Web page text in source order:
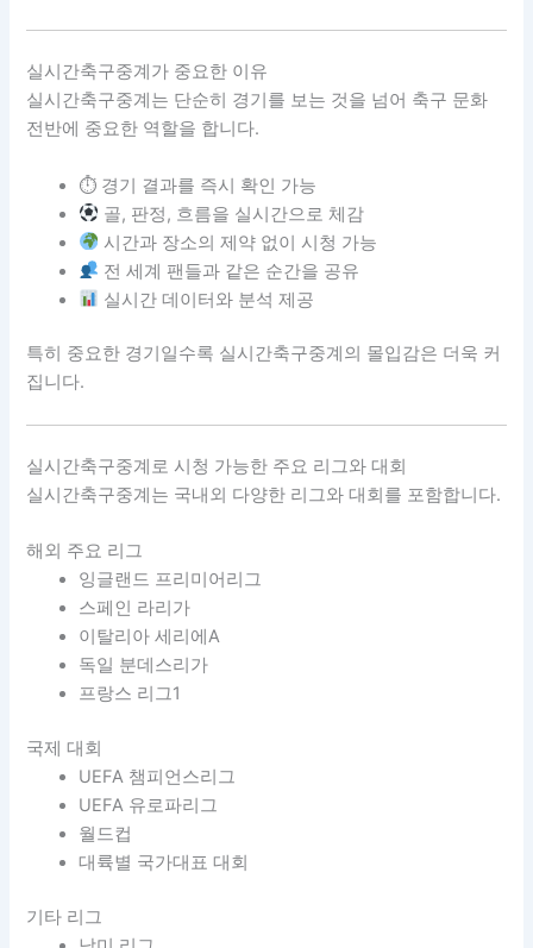
실시간축구중계가 중요한 이유
실시간축구중계는 단순히 경기를 보는 것을 넘어 축구 문화
전반에 중요한 역할을 합니다.
⏱ 경기 결과를 즉시 확인 가능
골, 판정, 흐름을 실시간으로 체감
시간과 장소의 제약 없이 시청 가능
전 세계 팬들과 같은 순간을 공유
실시간 데이터와 분석 제공
특히 중요한 경기일수록 실시간축구중계의 몰입감은 더욱 커
집니다.
실시간축구중계로 시청 가능한 주요 리그와 대회
실시간축구중계는 국내외 다양한 리그와 대회를 포함합니다.
해외 주요 리그
잉글랜드 프리미어리그
스페인 라리가
이탈리아 세리에A
독일 분데스리가
프랑스 리그1
국제 대회
UEFA 챔피언스리그
UEFA 유로파리그
월드컵
대륙별 국가대표 대회
기타 리그